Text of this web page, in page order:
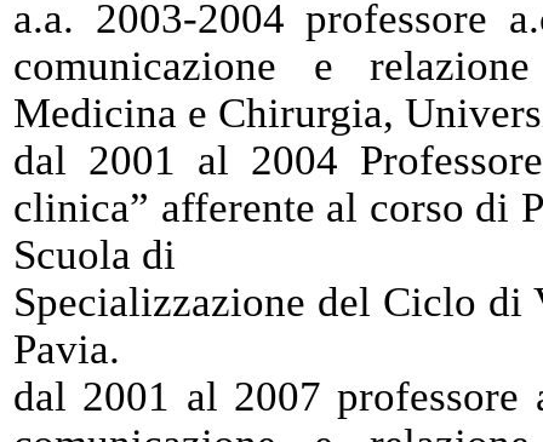
a.a. 2003-2004 professore
comunicazione e
Medicina e Chirurgia,
dal 2001 al 2004
clinica” afferente al corso di
Scuola di
Specializzazione del Ciclo
Pavia.
dal 2001 al 2007